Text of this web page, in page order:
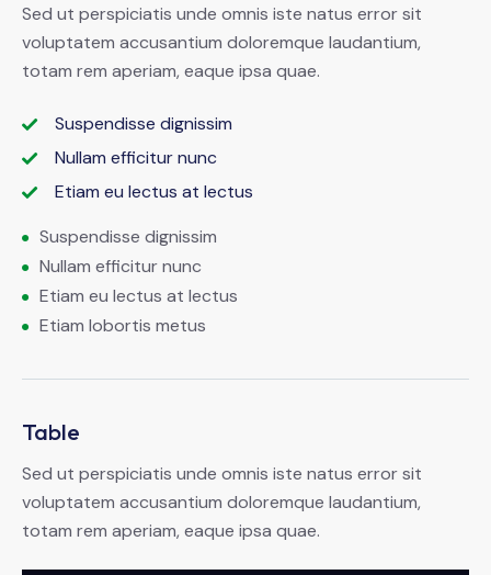
Sed ut perspiciatis unde omnis iste natus error sit
voluptatem accusantium doloremque laudantium,
totam rem aperiam, eaque ipsa quae.
Suspendisse dignissim
Nullam efficitur nunc
Etiam eu lectus at lectus
Suspendisse dignissim
Nullam efficitur nunc
Etiam eu lectus at lectus
Etiam lobortis metus
Table
Sed ut perspiciatis unde omnis iste natus error sit
voluptatem accusantium doloremque laudantium,
totam rem aperiam, eaque ipsa quae.